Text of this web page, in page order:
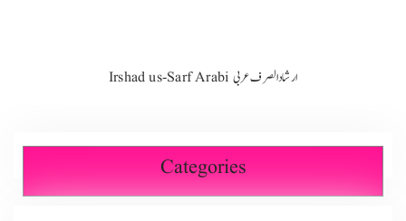
Irshad us-Sarf Arabi ارشاد الصرف عربی
Categories